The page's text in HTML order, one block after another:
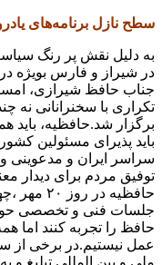
سطح نازل برنامه‌های
به دلیل نقش پر رنگ
در شیراز و فارس بویژه
جناب حافظ شیرازی،
تکراری با سخنرانانی نه
باید پذیرای مسئولین
سراسر ایران و مدعوینی
توفیق مردم برای دیدار
حافظیه
جلسات فنی و تخصصی
حافظ را تجربه کنند اما
عمل نیستیم.در برخی از
ملی و بین المللی تبلیغ